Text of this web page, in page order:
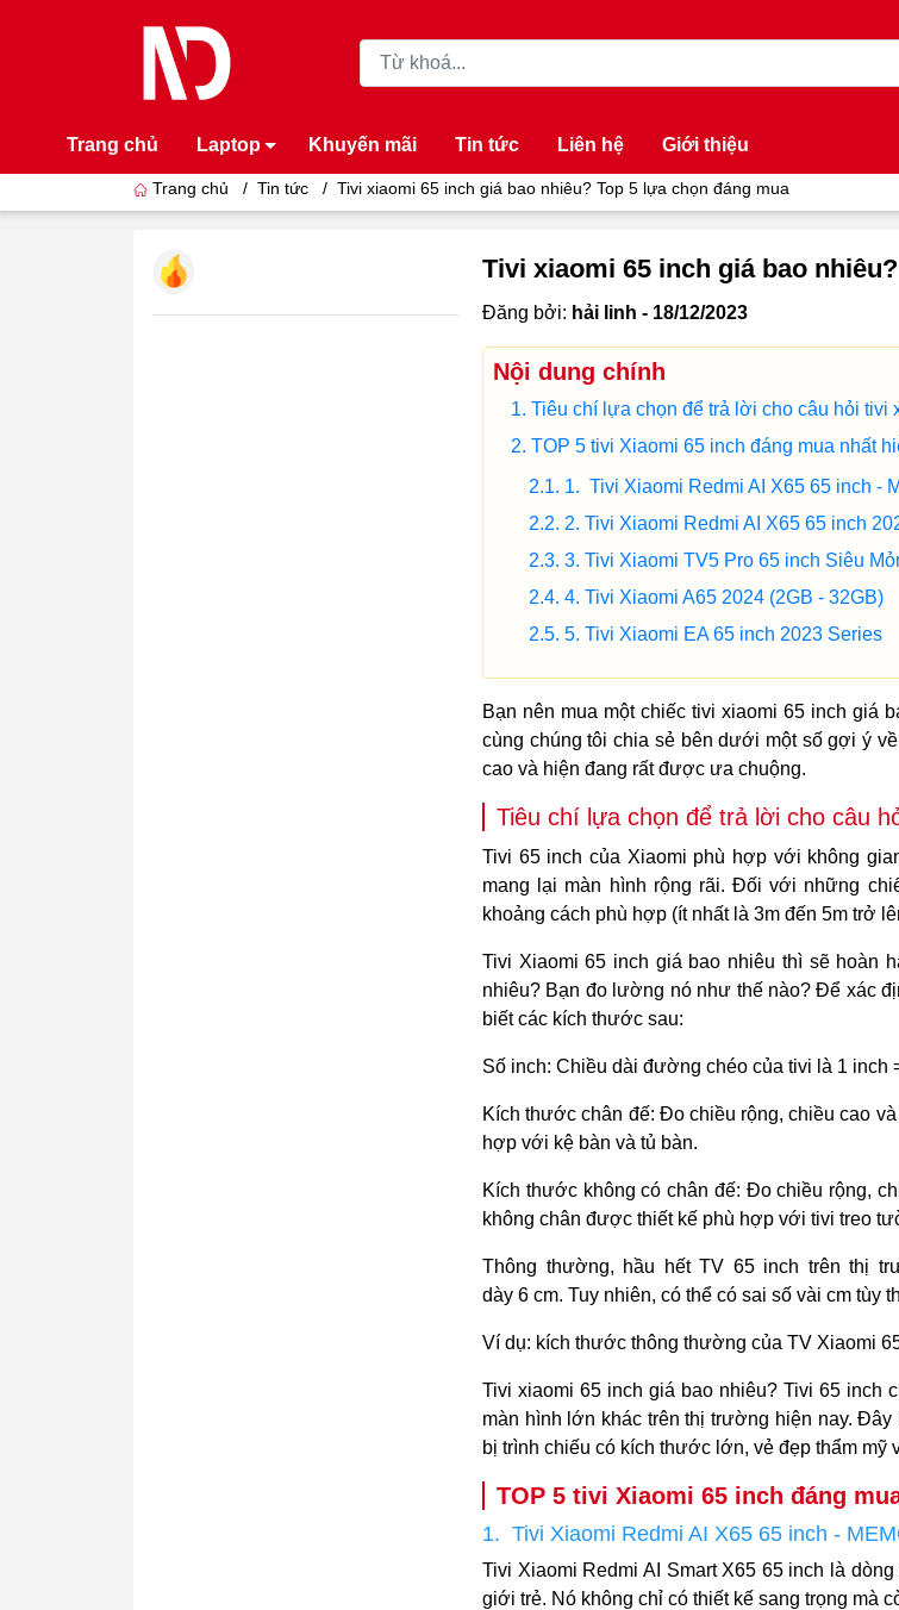
Trang chủ Laptop Khuyến mãi Tin tức Liên hệ Giới thiệu
Trang chủ / Tin tức / Tivi xiaomi 65 inch giá bao nhiêu? Top 5 lựa chọn đáng mua
Tivi xiaomi 65 inch giá bao
Đăng bởi: hải linh - 18/12/2023
Nội dung chính
Tiêu chí lựa chọn để trả lời cho câu hỏi tivi
TOP 5 tivi Xiaomi 65 inch đáng mua nhất
1. Tivi Xiaomi Redmi AI X65 65 inch -
2. Tivi Xiaomi Redmi AI X65 65 inch
3. Tivi Xiaomi TV5 Pro 65 inch Siêu
4. Tivi Xiaomi A65 2024 (2GB - 32GB)
5. Tivi Xiaomi EA 65 inch 2023 Series
Bạn nên mua một chiếc tivi xiaomi 65 inch giá
cùng chúng tôi chia sẻ bên dưới một số gợi ý
cao và hiện đang rất được ưa chuộng.
Tiêu chí lựa chọn để trả lời cho câu
Tivi 65 inch của Xiaomi phù hợp với không
mang lại màn hình rộng rãi. Đối với những
khoảng cách phù hợp (ít nhất là 3m đến 5m trở
Tivi Xiaomi 65 inch giá bao nhiêu thì sẽ hoàn
nhiêu? Bạn đo lường nó như thế nào? Để xác
biết các kích thước sau:
Số inch: Chiều dài đường chéo của tivi là 1 inch
Kích thước chân đế: Đo chiều rộng, chiều cao
hợp với kệ bàn và tủ bàn.
Kích thước không có chân đế: Đo chiều rộng,
không chân được thiết kế phù hợp với tivi treo
Thông thường, hầu hết TV 65 inch trên thị
dày 6 cm. Tuy nhiên, có thể có sai số vài cm tùy
Ví dụ: kích thước thông thường của TV Xiaomi
Tivi xiaomi 65 inch giá bao nhiêu? Tivi 65 inch
màn hình lớn khác trên thị trường hiện nay.
bị trình chiếu có kích thước lớn, vẻ đẹp thẩm mỹ
TOP 5 tivi Xiaomi 65 inch đáng
1. Tivi Xiaomi Redmi AI X65 65 inch -
Tivi Xiaomi Redmi AI Smart X65 65 inch là
giới trẻ. Nó không chỉ có thiết kế sang trọng mà